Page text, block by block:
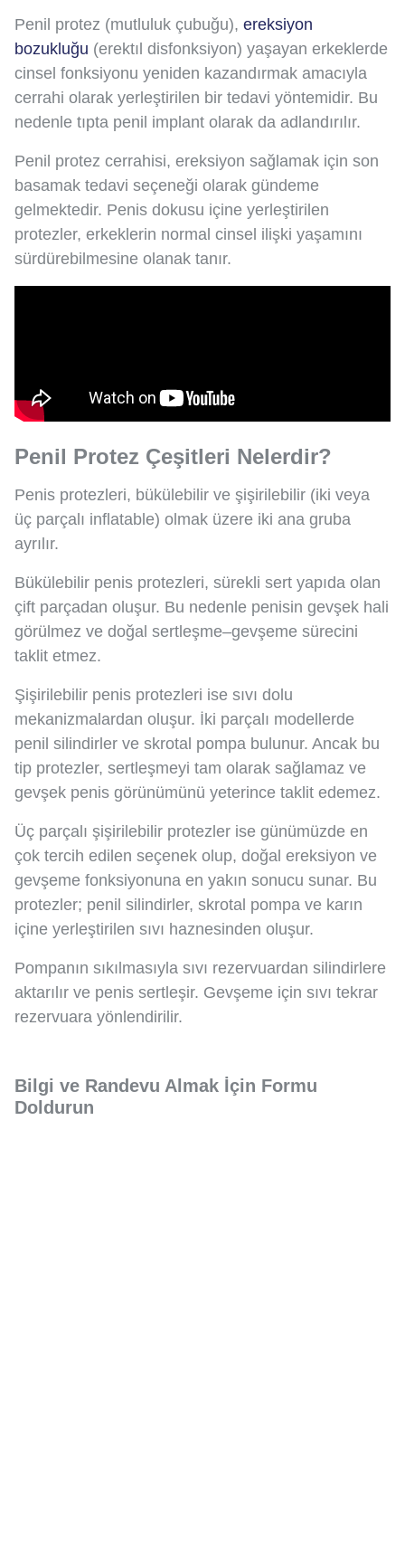
Penil protez (mutluluk çubuğu), ereksiyon
bozukluğu (erektıl disfonksiyon) yaşayan erkeklerde
cinsel fonksiyonu yeniden kazandırmak amacıyla
cerrahi olarak yerleştirilen bir tedavi yöntemidir. Bu
nedenle tıpta penil implant olarak da adlandırılır.
Penil protez cerrahisi, ereksiyon sağlamak için son
basamak tedavi seçeneği olarak gündeme
gelmektedir. Penis dokusu içine yerleştirilen
protezler, erkeklerin normal cinsel ilişki yaşamını
sürdürebilmesine olanak tanır.
Penil Protez Çeşitleri Nelerdir?
Penis protezleri, bükülebilir ve şişirilebilir (iki veya
üç parçalı inflatable) olmak üzere iki ana gruba
ayrılır.
Bükülebilir penis protezleri, sürekli sert yapıda olan
çift parçadan oluşur. Bu nedenle penisin gevşek hali
görülmez ve doğal sertleşme–gevşeme sürecini
taklit etmez.
Şişirilebilir penis protezleri ise sıvı dolu
mekanizmalardan oluşur. İki parçalı modellerde
penil silindirler ve skrotal pompa bulunur. Ancak bu
tip protezler, sertleşmeyi tam olarak sağlamaz ve
gevşek penis görünümünü yeterince taklit edemez.
Üç parçalı şişirilebilir protezler ise günümüzde en
çok tercih edilen seçenek olup, doğal ereksiyon ve
gevşeme fonksiyonuna en yakın sonucu sunar. Bu
protezler; penil silindirler, skrotal pompa ve karın
içine yerleştirilen sıvı haznesinden oluşur.
Pompanın sıkılmasıyla sıvı rezervuardan silindirlere
aktarılır ve penis sertleşir. Gevşeme için sıvı tekrar
rezervuara yönlendirilir.
Bilgi ve Randevu Almak İçin Formu
Doldurun